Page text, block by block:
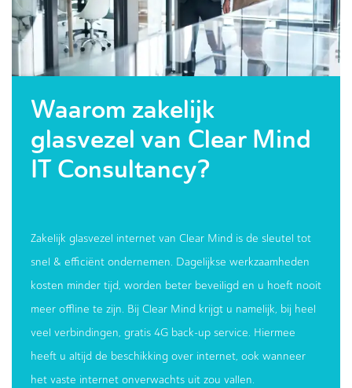
Waarom zakelijk
glasvezel van Clear Mind
IT Consultancy?
Zakelijk glasvezel internet van Clear Mind is de sleutel tot
snel & efficiënt ondernemen. Dagelijkse werkzaamheden
kosten minder tijd, worden beter beveiligd en u hoeft nooit
meer offline te zijn. Bij Clear Mind krijgt u namelijk, bij heel
veel verbindingen, gratis 4G back-up service. Hiermee
heeft u altijd de beschikking over internet, ook wanneer
het vaste internet onverwachts uit zou vallen.